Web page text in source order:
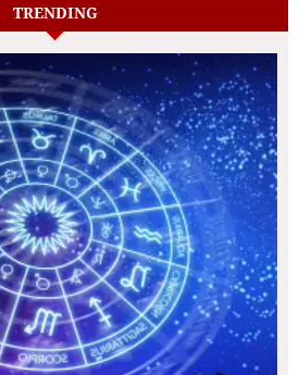
TRENDING